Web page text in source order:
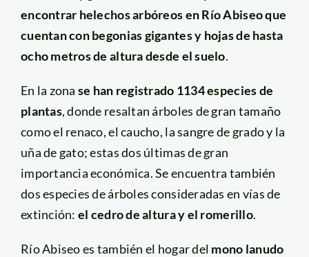
encontrar helechos arbóreos en Río Abiseo que
cuentan con begonias gigantes y hojas de hasta
ocho metros de altura desde el suelo.
En la zona se han registrado 1134 especies de
plantas, donde resaltan árboles de gran tamaño
como el renaco, el caucho, la sangre de grado y la
uña de gato; estas dos últimas de gran
importancia económica. Se encuentra también
dos especies de árboles consideradas en vías de
extinción: el cedro de altura y el romerillo.
Río Abiseo es también el hogar del mono lanudo